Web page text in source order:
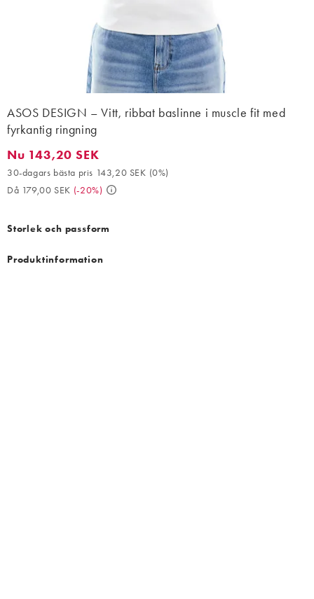
ASOS DESIGN – Vitt, ribbat baslinne i muscle fit med
fyrkantig ringning
Nu 143,20 SEK. 30-dagars bästa pris 143,20 SEK (0%). Då
Nu 143,20 SEK
30-dagars bästa pris 143,20 SEK (0%)
Då 179,00 SEK (-20%)
Storlek och passform
Produktinformation